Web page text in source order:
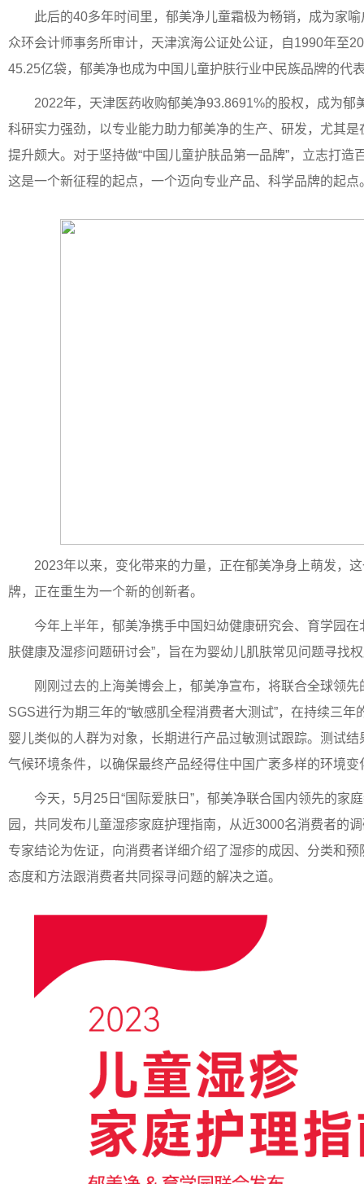
此后的40多年时间里，郁美净儿童霜极为畅销，成为家
众环会计师事务所审计，天津滨海公证处公证，自1990年至
45.25亿袋，郁美净也成为中国儿童护肤行业中民族品牌的代
2022年，天津医药收购郁美净93.8691%的股权，成为郁
科研实力强劲，以专业能力助力郁美净的生产、研发，尤其
提升颇大。对于坚持做“中国儿童护肤品第一品牌”，立志打造
这是一个新征程的起点，一个迈向专业产品、科学品牌的起点
2023年以来，变化带来的力量，正在郁美净身上萌发，
牌，正在重生为一个新的创新者。
今年上半年，郁美净携手中国妇幼健康研究会、育学园在
肤健康及湿疹问题研讨会”，旨在为婴幼儿肌肤常见问题寻找
刚刚过去的上海美博会上，郁美净宣布，将联合全球领
SGS进行为期三年的“敏感肌全程消费者大测试”，在持续三年
婴儿类似的人群为对象，长期进行产品过敏测试跟踪。测试
气候环境条件，以确保最终产品经得住中国广袤多样的环境变
今天，5月25日“国际爱肤日”，郁美净联合国内领先的家
园，共同发布儿童湿疹家庭护理指南，从近3000名消费者的
专家结论为佐证，向消费者详细介绍了湿疹的成因、分类和
态度和方法跟消费者共同探寻问题的解决之道。